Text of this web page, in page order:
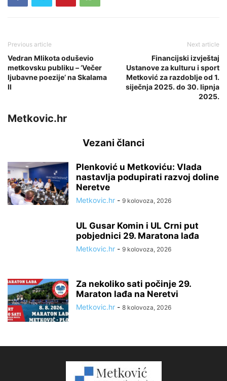
Previous article
Vedran Mlikota oduševio
metkovsku publiku – ‘Večer
ljubavne poezije’ na Skalama
II
Next article
Financijski izvještaj
Ustanove za kulturu i sport
Metković za razdoblje od 1.
siječnja 2025. do 30. lipnja
2025.
Metkovic.hr
Vezani članci
Plenković u Metkoviću: Vlada
nastavlja podupirati razvoj doline
Neretve
Metkovic.hr - 9 kolovoza, 2026
UL Gusar Komin i UL Crni put
pobjednici 29. Maratona lađa
Metkovic.hr - 9 kolovoza, 2026
Za nekoliko sati počinje 29.
Maraton lađa na Neretvi
Metkovic.hr - 8 kolovoza, 2026